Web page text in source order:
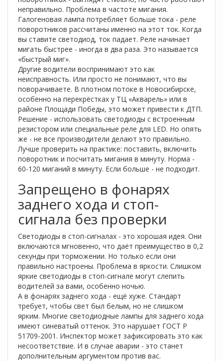
неправильно. Проблема в частоте мигания.
Галогеновая лампа потребляет больше тока - реле
поворотников рассчитаны именно на этот ток. Когда
вы ставите светодиод, ток падает. Реле начинает
мигать быстрее - иногда в два раза. Это называется
«быстрый миг».
Другие водители воспринимают это как
неисправность. Или просто не понимают, что вы
поворачиваете. В плотном потоке в Новосибирске,
особенно на перекрёстках у ТЦ «Акварель» или в
районе Площади Победы, это может привести к ДТП.
Решение - использовать светодиоды с встроенным
резистором или специальные реле для LED. Но опять
же - не все производители делают это правильно.
Лучше проверить на практике: поставить, включить
поворотник и посчитать мигания в минуту. Норма -
60-120 миганий в минуту. Если больше - не подходит.
Запрещено в фонарях
заднего хода и стоп-
сигнала без проверки
Светодиоды в стоп-сигналах - это хорошая идея. Они
включаются мгновенно, что даёт преимущество в 0,2
секунды при торможении. Но только если они
правильно настроены. Проблема в яркости. Слишком
яркие светодиоды в стоп-сигнале могут слепить
водителей за вами, особенно ночью.
А в фонарях заднего хода - ещё хуже. Стандарт
требует, чтобы свет был белым, но не слишком
ярким. Многие светодиодные лампы для заднего хода
имеют синеватый оттенок. Это нарушает ГОСТ Р
51709-2001. Инспектор может зафиксировать это как
несоответствие. И в случае аварии - это станет
дополнительным аргументом против вас.